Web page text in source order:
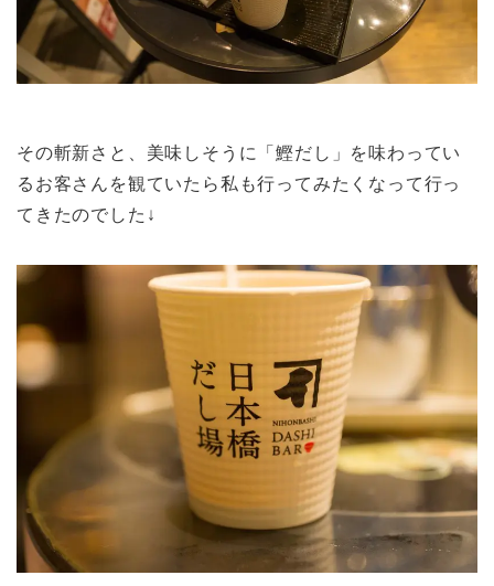
その斬新さと、美味しそうに「鰹だし」を味わってい
るお客さんを観ていたら私も行ってみたくなって行っ
てきたのでした↓